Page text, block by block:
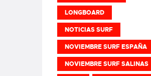
LONGBOARD
NOTICIAS SURF
NOVIEMBRE SURF ESPAÑA
NOVIEMBRE SURF SALINAS